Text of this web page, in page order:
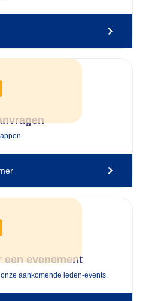
evenement
aankomende leden-events.